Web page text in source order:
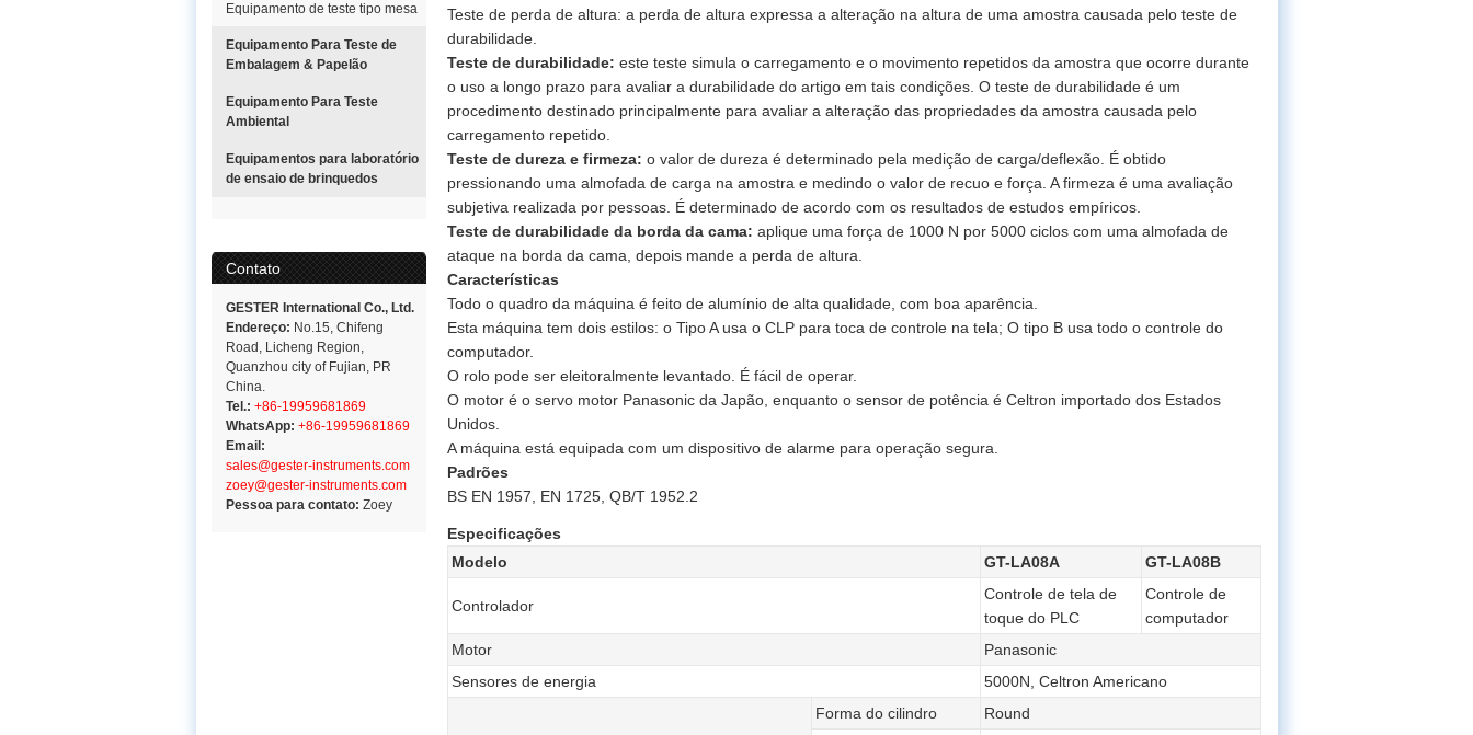
Equipamento de teste tipo mesa
Equipamento Para Teste de
Embalagem & Papelão
Equipamento Para Teste
Ambiental
Equipamentos para laboratório
de ensaio de brinquedos
Contato
GESTER International Co., Ltd.
Endereço: No.15, Chifeng
Road, Licheng Region,
Quanzhou city of Fujian, PR
China.
Tel.: +86-19959681869
WhatsApp: +86-19959681869
Email:
sales@gester-instruments.com
zoey@gester-instruments.com
Pessoa para contato: Zoey
Teste de perda de altura: a perda de altura expressa a alteração na altura de uma amostra causada pelo teste de
durabilidade.
Teste de durabilidade: este teste simula o carregamento e o movimento repetidos da amostra que ocorre durante
o uso a longo prazo para avaliar a durabilidade do artigo em tais condições. O teste de durabilidade é um
procedimento destinado principalmente para avaliar a alteração das propriedades da amostra causada pelo
carregamento repetido.
Teste de dureza e firmeza: o valor de dureza é determinado pela medição de carga/deflexão. É obtido
pressionando uma almofada de carga na amostra e medindo o valor de recuo e força. A firmeza é uma avaliação
subjetiva realizada por pessoas. É determinado de acordo com os resultados de estudos empíricos.
Teste de durabilidade da borda da cama: aplique uma força de 1000 N por 5000 ciclos com uma almofada de
ataque na borda da cama, depois mande a perda de altura.
Características
Todo o quadro da máquina é feito de alumínio de alta qualidade, com boa aparência.
Esta máquina tem dois estilos: o Tipo A usa o CLP para toca de controle na tela; O tipo B usa todo o controle do
computador.
O rolo pode ser eleitoralmente levantado. É fácil de operar.
O motor é o servo motor Panasonic da Japão, enquanto o sensor de potência é Celtron importado dos Estados
Unidos.
A máquina está equipada com um dispositivo de alarme para operação segura.
Padrões
BS EN 1957, EN 1725, QB/T 1952.2
Especificações
Modelo
GT-LA08A GT-LA08B
Controlador
Controle de tela de
toque do PLC
Controle de
computador
Motor
Panasonic
Sensores de energia
5000N, Celtron Americano
Forma do cilindro
Round